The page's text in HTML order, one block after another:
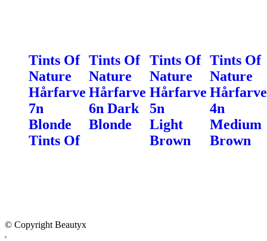
Tints Of
Nature
Hårfarve
7n
Blonde
Tints Of
Tints Of
Nature
Hårfarve
6n Dark
Blonde
Tints Of
Nature
Hårfarve
5n
Light
Brown
Tints Of
Nature
Hårfarve
4n
Medium
Brown
© Copyright Beautyx